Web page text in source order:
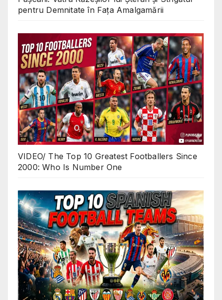
pentru Demnitate în Fața Amalgamării
VIDEO/ The Top 10 Greatest Footballers Since
2000: Who Is Number One